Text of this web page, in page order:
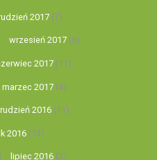
2017(7)
wrzesień 2017(6)
2017 (11)
marzec 2017(4)
2016 (11)
2016 (13)
lipiec 2016 (3)